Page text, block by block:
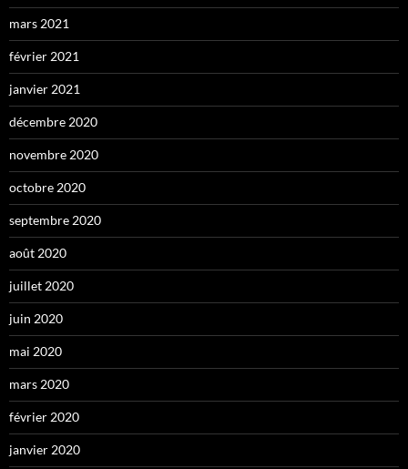
mars 2021
février 2021
janvier 2021
décembre 2020
novembre 2020
octobre 2020
septembre 2020
août 2020
juillet 2020
juin 2020
mai 2020
mars 2020
février 2020
janvier 2020